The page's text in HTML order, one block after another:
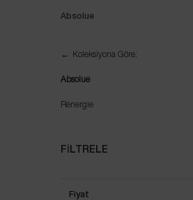
Absolue
Koleksiyona Göre:
Absolue
Rénergie
FILTRELE
Fiyat